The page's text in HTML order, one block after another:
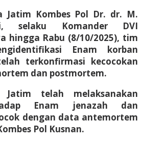
Jatim Kombes Pol Dr. dr. M.
selaku Komander DVI
hingga Rabu (8/10/2025), tim
Enam korban
terkonfirmasi kecocokan
dan postmortem.
telah melaksanakan
Enam jenazah dan
dengan data antemortem
Pol Kusnan.